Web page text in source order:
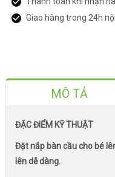
Giao hàng trong 24h
MÔ TẢ
ĐẶC ĐIỂM KỸ THUẬT
Đặt nắp bàn cầu cho bé
lên dễ dàng.